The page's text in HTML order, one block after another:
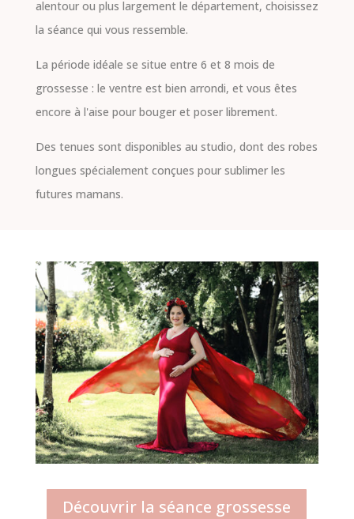
alentour ou plus largement le département, choisissez
la séance qui vous ressemble.
La période idéale se situe entre 6 et 8 mois de
grossesse : le ventre est bien arrondi, et vous êtes
encore à l'aise pour bouger et poser librement.
Des tenues sont disponibles au studio, dont des robes
longues spécialement conçues pour sublimer les
futures mamans.
Découvrir la séance grossesse